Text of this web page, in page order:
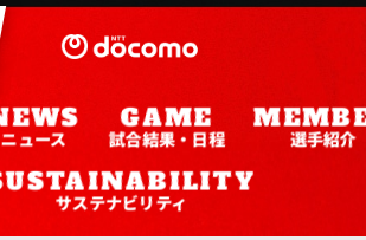
ニュース 試合結果・日程 選手紹介
サステナビリティ